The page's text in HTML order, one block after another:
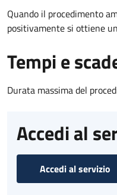
Quando il procedimento
positivamente si ottiene
Tempi e
Durata massima del
Accedi al
Accedi al servizio